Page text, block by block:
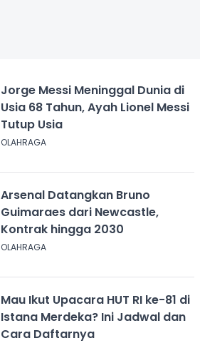
Jorge Messi Meninggal Dunia di
Usia 68 Tahun, Ayah Lionel Messi
Tutup Usia
OLAHRAGA
Arsenal Datangkan Bruno
Guimaraes dari Newcastle,
Kontrak hingga 2030
OLAHRAGA
Mau Ikut Upacara HUT RI ke-81 di
Istana Merdeka? Ini Jadwal dan
Cara Daftarnya